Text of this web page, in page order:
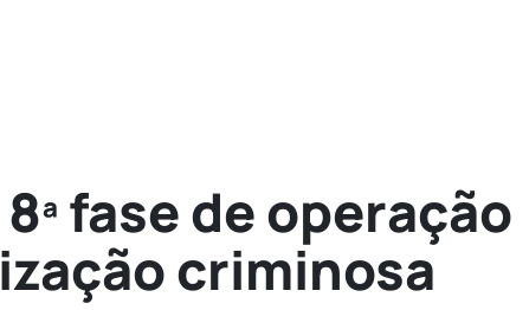
fase de operação
criminosa